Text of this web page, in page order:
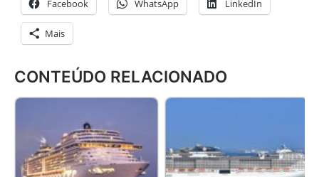
Facebook WhatsApp LinkedIn
Mais
CONTEÚDO RELACIONADO